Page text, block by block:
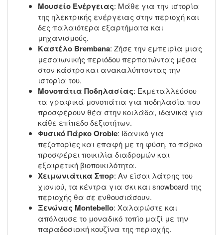
Μουσείο Ενέργειας: Μάθε για την ιστορία
της ηλεκτρικής ενέργειας στην περιοχή και
δες παλαιότερα εξαρτήματα και
μηχανισμούς.
Καστέλο Brembana: Ζήσε την εμπειρία μιας
μεσαιωνικής περιόδου περπατώντας μέσα
στον κάστρο και ανακαλύπτοντας την
ιστορία του.
Μονοπάτια Ποδηλασίας: Εκμεταλλεύσου
τα γραφικά μονοπάτια για ποδηλασία που
προσφέρουν θέα στην κοιλάδα, ιδανικά για
κάθε επίπεδο δεξιοτήτων.
Φυσικό Πάρκο Orobie: Ιδανικό για
πεζοπορίες και επαφή με τη φύση, το πάρκο
προσφέρει ποικιλία διαδρομών και
εξαιρετική βιοποικιλότητα.
Χειμωνιάτικα Σπορ: Αν είσαι λάτρης του
χιονιού, τα κέντρα για σκι και snowboard της
περιοχής θα σε ενθουσιάσουν.
Ξενώνας Montebello: Χαλαρώστε και
απόλαυσε το μοναδικό τοπίο μαζί με την
παραδοσιακή κουζίνα της περιοχής.